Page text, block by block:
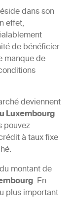
dans son
effet,
de bénéficier
manque de
deviennent
Luxembourg
pouvez
à taux fixe
montant de
. En
plus important